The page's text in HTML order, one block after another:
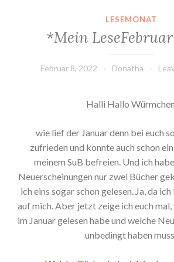
LESEMONAT
*Mein
Februar 8, 2022 Donatha
Halli Hallo
wie lief der Januar denn bei euch
zufrieden und konnte auch schon
meinem SuB befreien. Und ich
Neuerscheinungen nur zwei Bücher
ich eins sogar schon gelesen. Ja, da
auf mich. Aber jetzt zeige ich euch
im Januar gelesen habe und welche
unbedingt haben